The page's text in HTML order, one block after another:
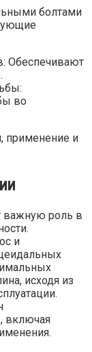
болтами
Обеспечивают
во
важную роль в
и
исходя из
включая